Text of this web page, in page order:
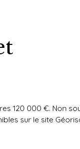
120 000 €. Non
sur le site